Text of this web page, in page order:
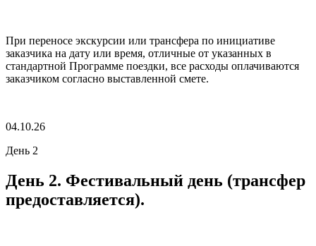
При переносе экскурсии или трансфера по инициативе
заказчика на дату или время, отличные от указанных в
стандартной Программе поездки, все расходы оплачиваются
заказчиком согласно выставленной смете.
04.10.26
День 2
День 2. Фестивальный день (трансфер
предоставляется).